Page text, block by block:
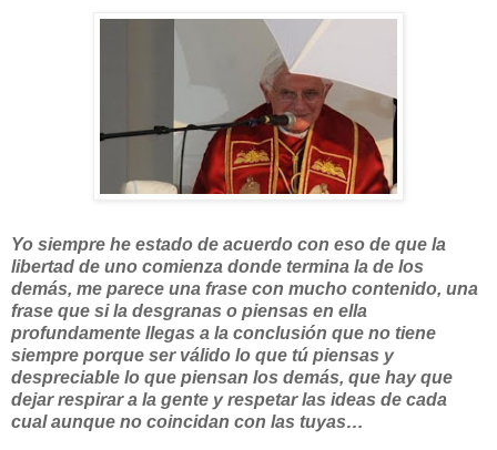
Yo siempre he estado de acuerdo con eso de que la
libertad de uno comienza donde termina la de los
demás, me parece una frase con mucho contenido, una
frase que si la desgranas o piensas en ella
profundamente llegas a la conclusión que no tiene
siempre porque ser válido lo que tú piensas y
despreciable lo que piensan los demás, que hay que
dejar respirar a la gente y respetar las ideas de cada
cual aunque no coincidan con las tuyas…